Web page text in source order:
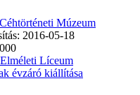
Múzeum
2016-05-18
Líceum
évzáró kiállítása